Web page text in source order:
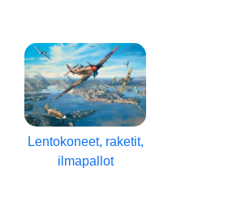
Lentokoneet, raketit,
ilmapallot